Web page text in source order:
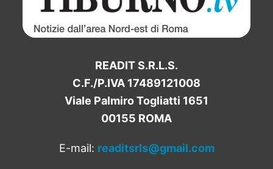
READIT S.R.L.S.
C.F./P.IVA 17489121008
Viale Palmiro Togliatti 1651
00155 ROMA
E-mail: readitsrls@gmail.com